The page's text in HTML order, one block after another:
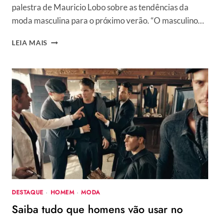
palestra de Mauricio Lobo sobre as tendências da
moda masculina para o próximo verão. “O masculino…
LEIA MAIS MODA
CHEIA
DE
DETALHES
NO
VERÃO
2012
DESTAQUE · HOMEM ·MODA
Saiba tudo que homens vão usar no